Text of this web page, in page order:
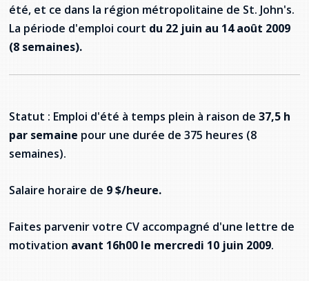
Nancy Dillon
Clare Halleran
Dominic Demers
Yulia Kudryakova
été, et ce dans la région métropolitaine de St. John's.
La période d'emploi court du 22 juin au 14 août 2009
(8 semaines).
Statut : Emploi d'été à temps plein à raison de 37,5 h
par semaine pour une durée de 375 heures (8
semaines).
Salaire horaire de 9 $/heure.
Faites parvenir votre CV accompagné d'une lettre de
motivation avant 16h00 le mercredi 10 juin 2009.